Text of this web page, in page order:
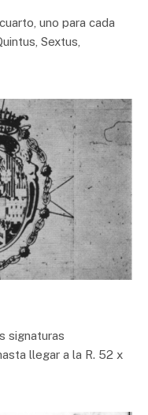
uno para cada
Sextus,
signaturas
llegar a la R. 52 x